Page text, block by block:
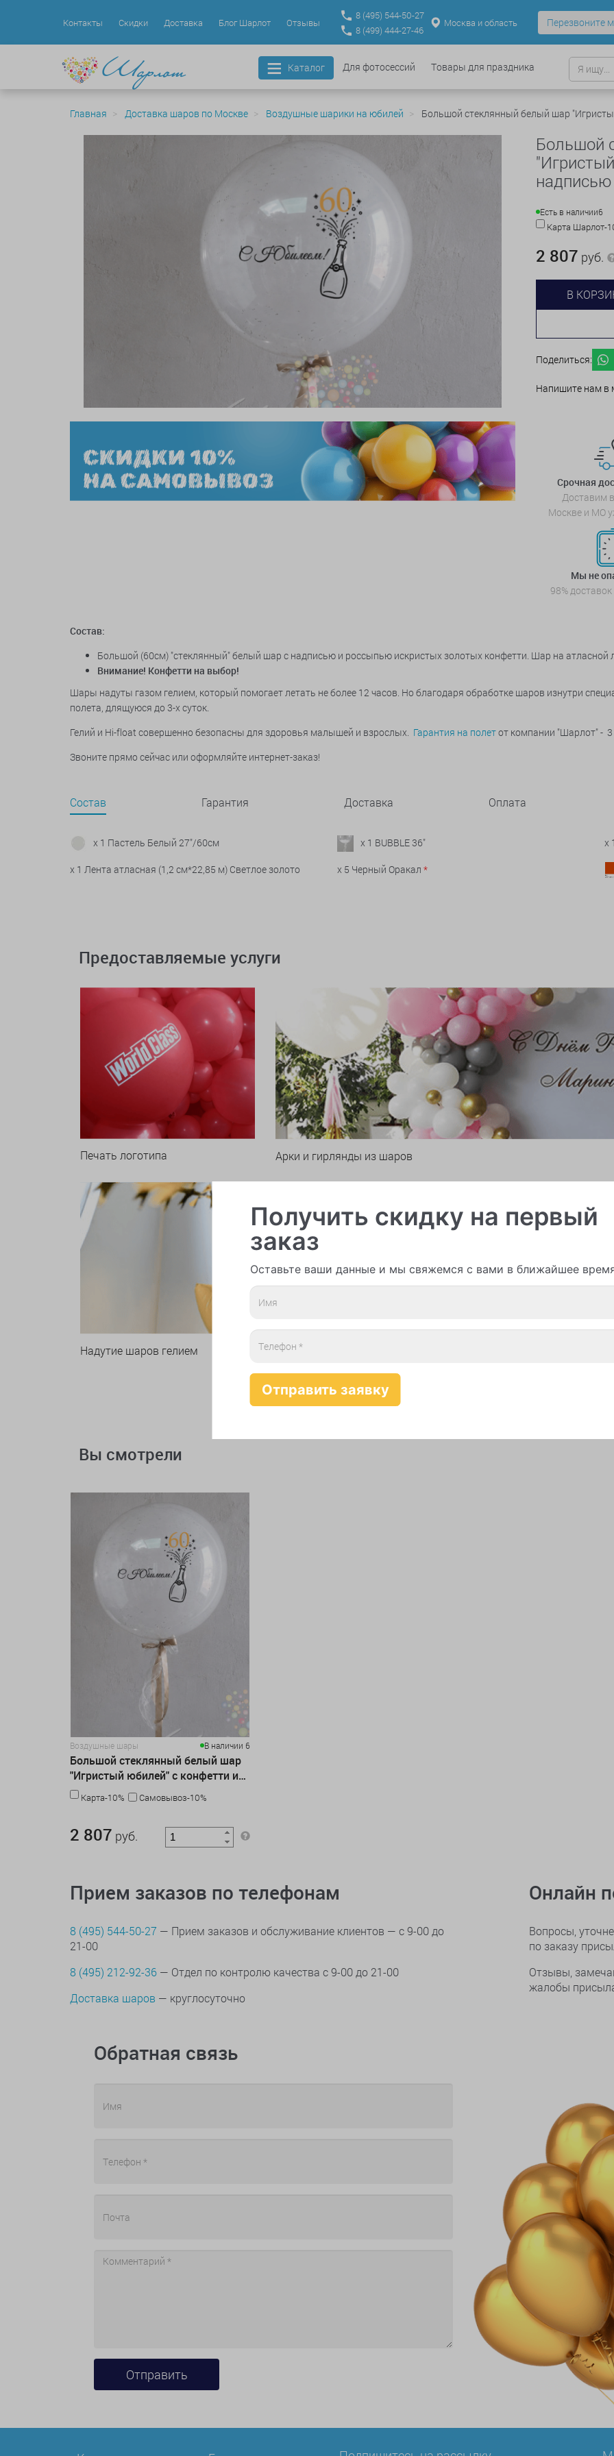
Контакты Скидки Доставка Блог Шарлот Отзывы
8 (495) 544-50-27
8 (499) 444-27-46
Москва и область Перезвоните
Каталог Для фотосессий Товары для праздника
Главная Доставка шаров по Москве Воздушные шарики на юбилей Большой стеклянный белый шар
Большой
надписью
Есть в наличии6
Карта Шарлот-
2 807 руб.
В
Поделиться:
Напишите нам в
Срочная
Доставим
Москве и МО
Мы не
98%
Состав:
Большой (60см) "стеклянный" белый шар с надписью и россыпью искристых золотых конфетти. Шар на атласной
Внимание! Конфетти на выбор!
Шары надуты газом гелием, который помогает летать не более 12 часов. Но благодаря обработке шаров изнутри
полета, длящуюся до 3-х суток.
Гелий и Hi-float совершенно безопасны для здоровья малышей и взрослых. Гарантия на полетот компании "Шарлот" - 3
Звоните прямо сейчас или оформляйте интернет-заказ!
Состав Гарантия Доставка Оплата
x 1 Пастель Белый 27"/60см x 1 BUBBLE 36" x
x 1 Лента атласная (1,2 см*22,85 м) Светлое золото x 5 Черный Оракал *
Предоставляемые услуги
Печать логотипа Арки и гирлянды из шаров
Надутие шаров гелием
Вы смотрели
Воздушные шары В наличии 6
Большой стеклянный белый шар
"Игристый юбилей" с конфетти и
надписью
Карта-10%
Самовывоз-10%
2 807 руб.
Прием заказов по телефонам
8 (495) 544-50-27 — Прием заказов и обслуживание клиентов — с 9-00 до
21-00
8 (495) 212-92-36 — Отдел по контролю качества с 9-00 до 21-00
Доставка шаров — круглосуточно
Онлайн
Вопросы,
по заказу
Отзывы,
жалобы
Обратная связь
Получить скидку на первый
заказ
Оставьте ваши данные и мы свяжемся с вами в ближайшее